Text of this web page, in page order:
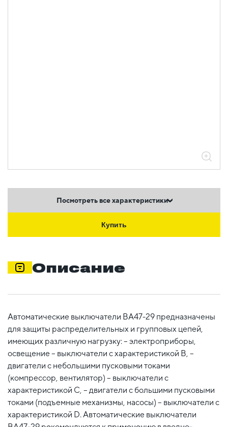
Посмотреть все характеристики
Купить
Описание
Автоматические выключатели ВА47-29 предназначены
для защиты распределительных и групповых цепей,
имеющих различную нагрузку: – электроприборы,
освещение – выключатели с характеристикой В, –
двигатели с небольшими пусковыми токами
(компрессор, вентилятор) – выключатели с
характеристикой C, – двигатели с большими пусковыми
токами (подъемные механизмы, насосы) – выключатели с
характеристикой D. Автоматические выключатели